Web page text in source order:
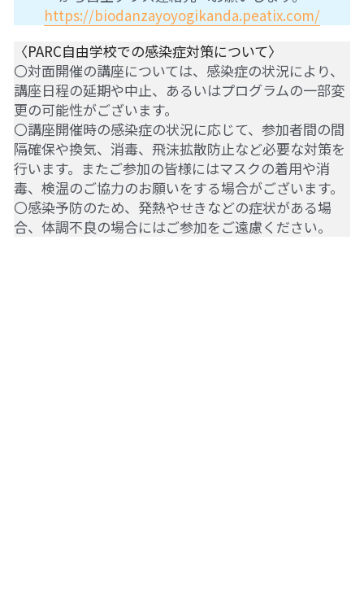
https://biodanzayoyogikanda.peatix.com/
〈PARC自由学校での感染症対策について〉
〇対面開催の講座については、感染症の状況により、
講座日程の延期や中止、あるいはプログラムの一部変
更の可能性がございます。
〇講座開催時の感染症の状況に応じて、参加者間の間
隔確保や換気、消毒、飛沫拡散防止など必要な対策を
行います。またご参加の皆様にはマスクの着用や消
毒、検温のご協力のお願いをする場合がございます。
〇感染予防のため、発熱やせきなどの症状がある場
合、体調不良の場合にはご参加をご遠慮ください。